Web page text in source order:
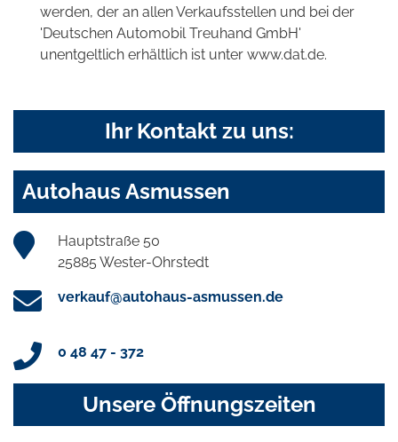
werden, der an allen Verkaufsstellen und bei der
'Deutschen Automobil Treuhand GmbH'
unentgeltlich erhältlich ist unter www.dat.de.
Ihr Kontakt zu uns:
Autohaus Asmussen
Hauptstraße 50
25885 Wester-Ohrstedt
verkauf@autohaus-asmussen.de
0 48 47 - 372
Unsere Öffnungszeiten